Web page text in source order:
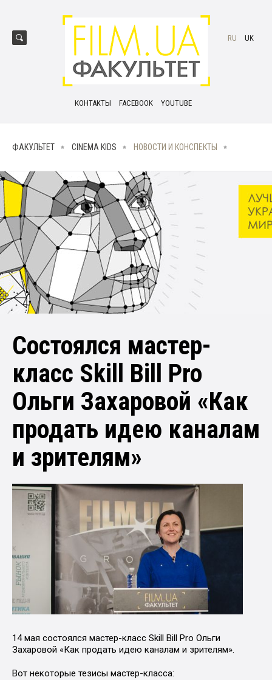
КОНТАКТЫ FACEBOOK YOUTUBE
RU UK
ФАКУЛЬТЕТ CINEMA KIDS НОВОСТИ И КОНСПЕКТЫ
Состоялся мастер-
класс Skill Bill Pro
Ольги Захаровой «Как
продать идею каналам
и зрителям»
14 мая состоялся мастер-класс Skill Bill Pro Ольги
Захаровой «Как продать идею каналам и зрителям».
Вот некоторые тезисы мастер-класса: